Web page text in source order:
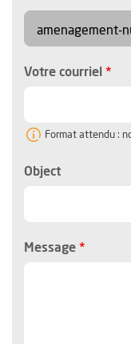
amenagement-
Votre courriel,
Format attendu :
Object
Message, champ